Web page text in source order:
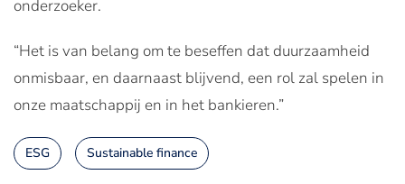
onderzoeker.
“Het is van belang om te beseffen dat duurzaamheid
onmisbaar, en daarnaast blijvend, een rol zal spelen in
onze maatschappij en in het bankieren.”
ESG Sustainable finance